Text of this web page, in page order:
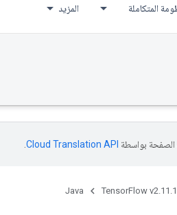
المتكاملة المزيد
بواسطة Cloud Translation API‏
TensorFlow v2.11.1
Java